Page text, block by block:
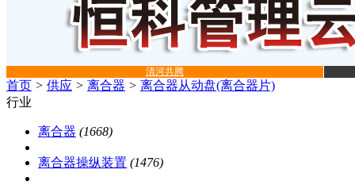
清河共腾
首页 > 供应 > 离合器 > 离合器从动盘(离合器片)
行业
离合器 (1668)
离合器操纵装置 (1476)